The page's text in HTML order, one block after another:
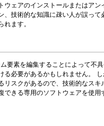
ウェアのインストールまたはアン
、技術的な知識に疎い人が誤って
ます。
要素を編集することによって不
必要があるかもしれません。 し
リスクがあるので、技術的なスキ
できる専用のソフトウェアを使用